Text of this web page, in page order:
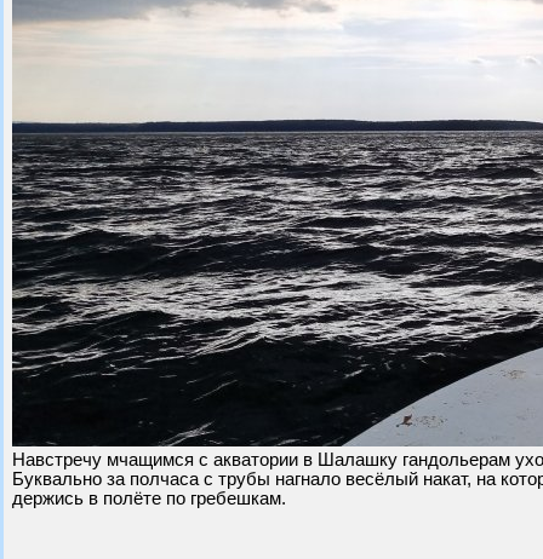
Навстречу мчащимся с акватории в Шалашку гандольерам
Буквально за полчаса с трубы нагнало весёлый накат, на
держись в полёте по гребешкам.